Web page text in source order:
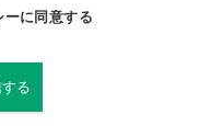
ーに同意する